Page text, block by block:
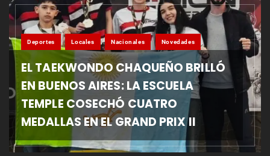
Deportes Locales Nacionales Novedades
EL TAEKWONDO CHAQUEÑO BRILLÓ
EN BUENOS AIRES: LA ESCUELA
TEMPLE COSECHÓ CUATRO
MEDALLAS EN EL GRAND PRIX II